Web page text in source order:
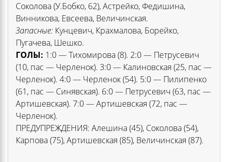
Соколова (У.Бобко, 62), Астрейко, Федишина,
Винникова, Евсеева, Величинская.
Запасные: Кунцевич, Крахмалова, Борейко,
Пугачева, Шешко.
ГОЛЫ: 1:0 — Тихомирова (8). 2:0 — Петрусевич
(10, пас — Черленок). 3:0 — Калиновская (25, пас —
Черленок). 4:0 — Черленок (54). 5:0 — Пилипенко
(61, пас — Синявская). 6:0 — Петрусевич (63, пас —
Артишевская). 7:0 — Артишевская (72, пас —
Черленок).
ПРЕДУПРЕЖДЕНИЯ: Алешина (45), Соколова (54),
Карпова (75), Артишевская (85), Величинская (87).